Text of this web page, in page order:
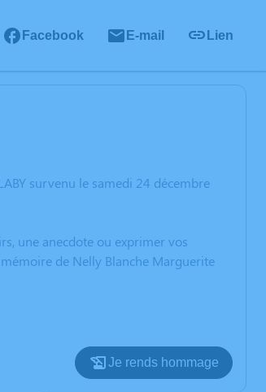
Facebook E-mail Lien
survenu le samedi 24 décembre
une anecdote ou exprimer vos
de Nelly Blanche Marguerite
Je rends hommage